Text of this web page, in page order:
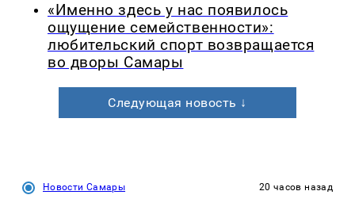
«Именно здесь у нас появилось
ощущение семейственности»:
любительский спорт возвращается
во дворы Самары
Следующая новость ↓
Новости Самары 20 часов назад